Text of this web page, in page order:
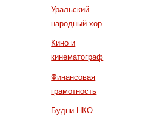
Уральский
народный хор
Кино и
кинематограф
Финансовая
грамотность
Будни НКО